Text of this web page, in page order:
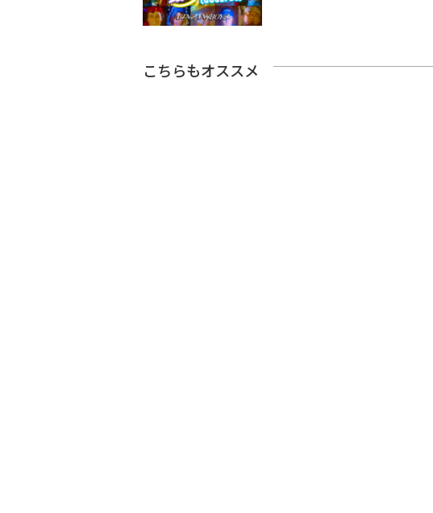
こちらもオススメ